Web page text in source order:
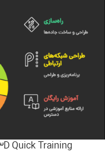
Quick Training